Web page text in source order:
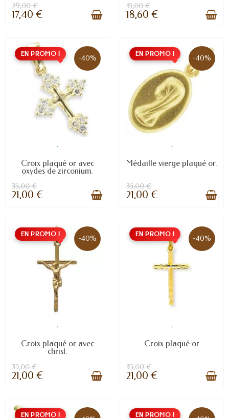
29,00 €
17,40 €
31,00 €
18,60 €
EN PROMO ! -40%
.
Croix plaqué or avec
oxydes de zirconium.
35,00 €
21,00 €
EN PROMO ! -40%
.
Médaille vierge plaqué or.
35,00 €
21,00 €
EN PROMO ! -40%
.
Croix plaqué or avec
christ.
35,00 €
21,00 €
EN PROMO ! -40%
.
Croix plaqué or
35,00 €
21,00 €
EN PROMO ! EN PROMO !